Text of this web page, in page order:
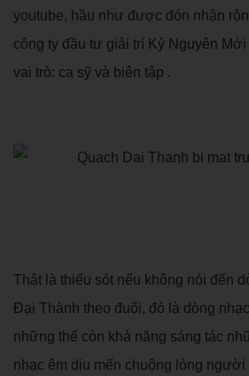
youtube, hầu như được đón nhận
công ty đầu tư giải trí Kỷ Nguyên
vai trò: ca sỹ và biên tập .
Thật là thiếu sót nếu không nói đến
Đại Thành theo đuổi, đó là dòng
những thế còn khả năng sáng tác
nhạc êm dịu mến chuộng lòng